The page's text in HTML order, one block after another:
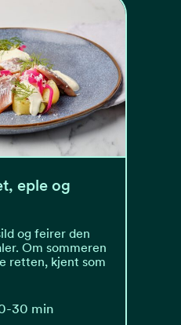
eple og
og feirer den
Om sommeren
retten, kjent som
30 min